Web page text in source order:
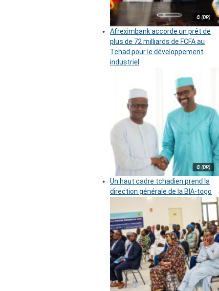
© (DR)
Afreximbank accorde un prêt de
plus de 72 milliards de FCFA au
Tchad pour le développement
industriel
© (DR)
Un haut cadre tchadien prend la
direction générale de la BIA-togo